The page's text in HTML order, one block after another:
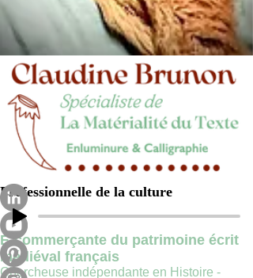
Professionnelle de la culture
E-commerçante du patrimoine écrit
médiéval français
Chercheuse indépendante en Histoire -